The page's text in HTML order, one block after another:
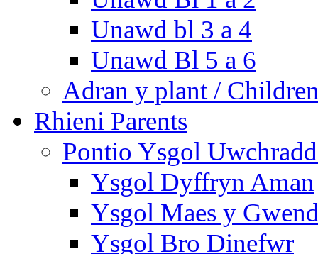
Unawd bl 3 a 4
Unawd Bl 5 a 6
Adran y plant /
Rhieni Parents
Pontio Ysgol
Ysgol Dyffryn Aman
Ysgol Maes y
Ysgol Bro Dinefwr